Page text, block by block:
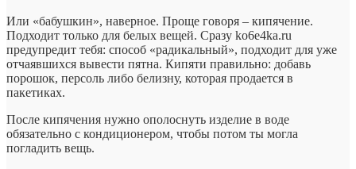
Или «бабушкин», наверное. Проще говоря – кипячение.
Подходит только для белых вещей. Сразу ko6e4ka.ru
предупредит тебя: способ «радикальный», подходит для уже
отчаявшихся вывести пятна. Кипяти правильно: добавь
порошок, персоль либо белизну, которая продается в
пакетиках.
После кипячения нужно ополоснуть изделие в воде
обязательно с кондиционером, чтобы потом ты могла
погладить вещь.